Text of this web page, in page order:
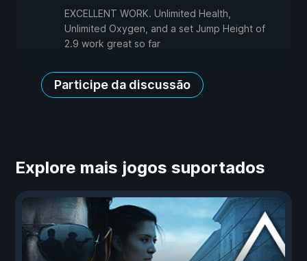
EXCELLENT WORK. Unlimited Health,
Unlimited Oxygen, and a set Jump Height of
2.9 work great so far
Participe da discussão
Explore mais jogos suportados